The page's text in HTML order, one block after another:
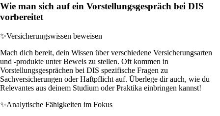
Wie man sich auf ein Vorstellungsgespräch bei DIS
vorbereitet
✨Versicherungswissen beweisen
Mach dich bereit, dein Wissen über verschiedene Versicherungsarten
und -produkte unter Beweis zu stellen. Oft kommen in
Vorstellungsgesprächen bei DIS spezifische Fragen zu
Sachversicherungen oder Haftpflicht auf. Überlege dir auch, wie du
Relevantes aus deinem Studium oder Praktika einbringen kannst!
✨Analytische Fähigkeiten im Fokus